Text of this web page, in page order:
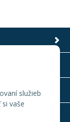
služieb
vaše